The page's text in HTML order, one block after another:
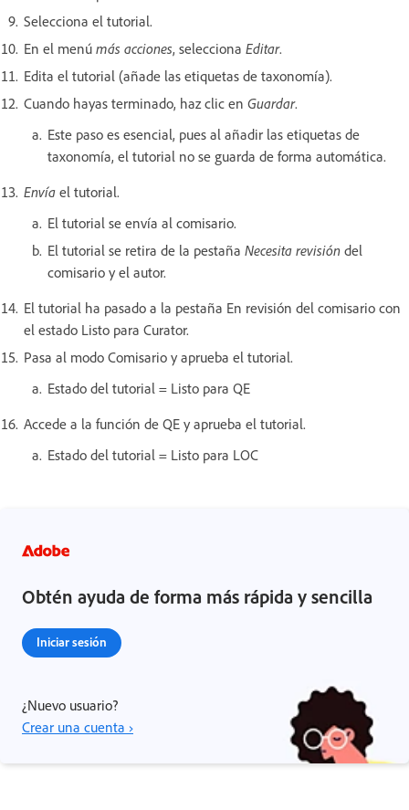
Selecciona el tutorial.
En el menú más acciones, selecciona Editar.
Edita el tutorial (añade las etiquetas de taxonomía).
Cuando hayas terminado, haz clic en Guardar.
Este paso es esencial, pues al añadir las etiquetas de
taxonomía, el tutorial no se guarda de forma automática.
Envía el tutorial.
El tutorial se envía al comisario.
El tutorial se retira de la pestaña Necesita revisión del
comisario y el autor.
El tutorial ha pasado a la pestaña En revisión del comisario con
el estado Listo para Curator.
Pasa al modo Comisario y aprueba el tutorial.
Estado del tutorial = Listo para QE
Accede a la función de QE y aprueba el tutorial.
Estado del tutorial = Listo para LOC
Obtén ayuda de forma más rápida y sencilla
Iniciar sesión
¿Nuevo usuario?
Crear una cuenta ›